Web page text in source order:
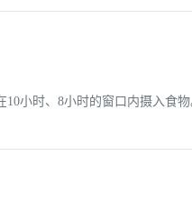
小时、8小时的窗口内摄入食